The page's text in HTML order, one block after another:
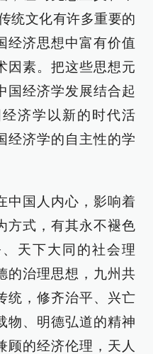
统文化有许多重要的
经济思想中富有价值
因素。把这些思想元
国经济学发展结合起
济学以新的时代活
经济学的自主性的学
中国人内心，影响着
方式，有其永不褪色
天下大同的社会理
的治理思想，九州共
统，修齐治平、兴亡
物、明德弘道的精神
顾的经济伦理，天人